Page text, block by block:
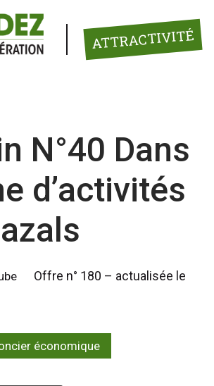
ATTRACTIVITÉ
N°40 Dans
d’activités
Offre n° 180 – actualisée le
économique